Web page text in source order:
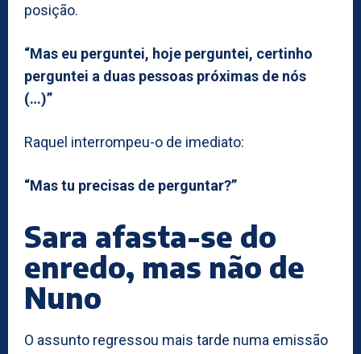
posição.
“Mas eu perguntei, hoje perguntei, certinho
perguntei a duas pessoas próximas de nós
(…)”
Raquel interrompeu-o de imediato:
“Mas tu precisas de perguntar?”
Sara afasta-se do
enredo, mas não de
Nuno
O assunto regressou mais tarde numa emissão